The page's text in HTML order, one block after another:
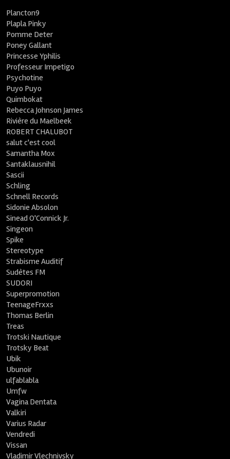
Plancton9
Plapla Pinky
Pomme Deter
Poney Gallant
Princesse Yphilis
Professeur Impetigo
Psychotine
Puyo Puyo
Quimbokat
Rebecca Johnson James
Rivière du Maelbeek
ROBERT CHALUBOT
salut c'est cool
Samantha Mox
Santaklausnihil
Sascii
Schling
Schnell Records
Sidonie Absolon
Sinead O'Connick Jr.
Singeon
Spike
Stereotype
Strabisme Auditif
Sudètes FM
SUDORI
Superpromotion
TeenageFrxxs
Thomas Berlin
Treas
Trotski Nautique
Trotsky Beat
Ubik
Ubunoir
ulfablabla
Umfw
Vagina Dentata
Valkiri
Varius Radar
Vendredi
Vissan
Vladimir Vlechnivsky